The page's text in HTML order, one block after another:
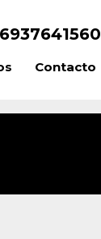
Contacto